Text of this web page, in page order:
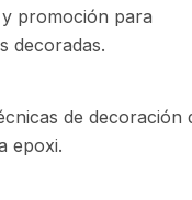
promoción para
decoradas.
de decoración
epoxi.